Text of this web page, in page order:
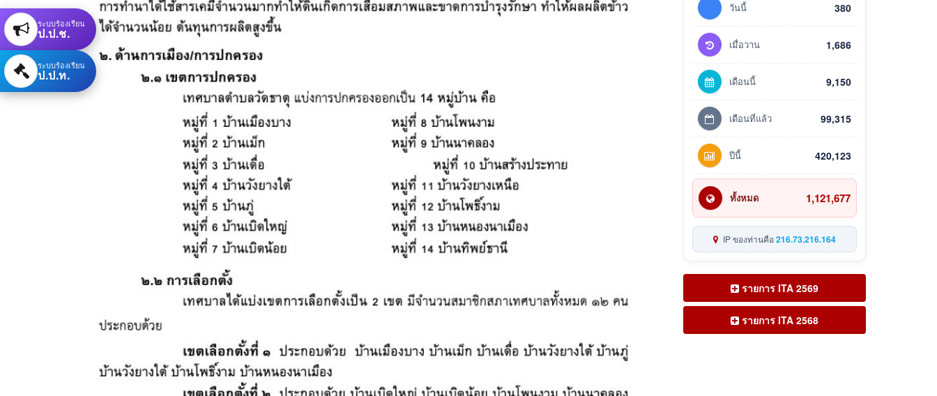
วันนี้ 380
เมื่อวาน 1,686
เดือนนี้ 9,150
เดือนที่แล้ว 99,315
ปีนี้ 420,123
ทั้งหมด 1,121,677
IP ของท่านคือ216.73.216.164
รายการ ITA 2569
รายการ ITA 2568
ระบบร้องเรียน
ป.ป.ช.
ระบบร้องเรียน
ป.ป.ท.